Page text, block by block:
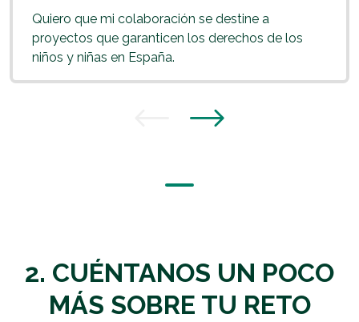
Quiero que mi colaboración se destine a
proyectos que garanticen los derechos de los
niños y niñas en España.
2. CUÉNTANOS UN POCO
MÁS SOBRE TU RETO